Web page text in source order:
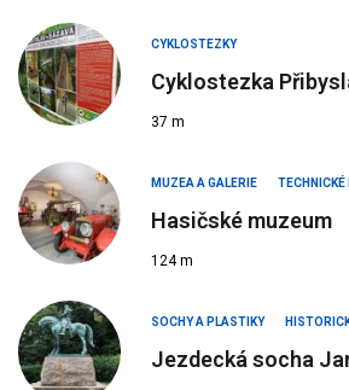
CYKLOSTEZKY
Cyklostezka
37 m
MUZEA A GALERIE TECHNICKÉ
Hasičské muzeum
124 m
SOCHY A PLASTIKY
Jezdecká socha